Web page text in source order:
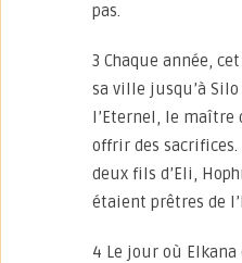
pas.
3 Chaque année,
sa ville jusqu’à
l’Eternel, le maître
offrir des
deux fils d’Eli,
étaient prêtres de
4 Le jour où